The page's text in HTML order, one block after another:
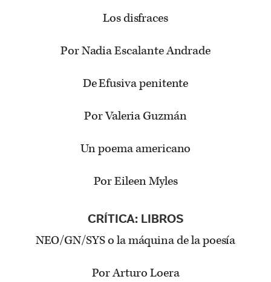
Los disfraces
Por Nadia Escalante Andrade
De Efusiva penitente
Por Valeria Guzmán
Un poema americano
Por Eileen Myles
CRÍTICA: LIBROS
NEO/GN/SYS o la máquina de la poesía
Por Arturo Loera